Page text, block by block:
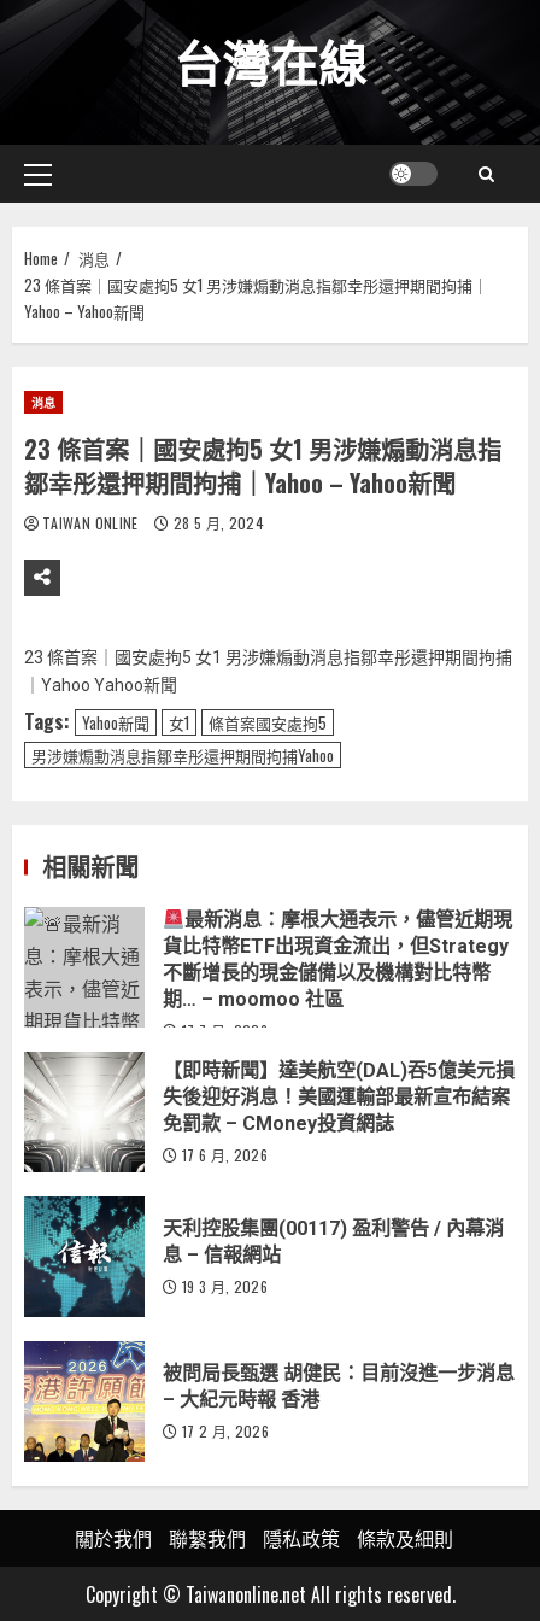
Skip
to
台灣在線
Primary
Menu
Home
消息
23 條首案｜國安處拘5 女1 男涉嫌煽動消息指鄒幸彤還押期間拘捕｜
Yahoo – Yahoo新聞
消息
23 條首案｜國安處拘5 女1 男涉嫌煽動消息指
鄒幸彤還押期間拘捕｜Yahoo – Yahoo新聞
TAIWAN ONLINE 28 5 月, 2024
23 條首案｜國安處拘5 女1 男涉嫌煽動消息指鄒幸彤還押期間拘捕
｜Yahoo Yahoo新聞
Tags: Yahoo新聞 女1
條首案國安處拘5
男涉嫌煽動消息指鄒幸彤還押期間拘捕Yahoo
相關新聞
最新消息：摩根大通表示，儘管近期現
貨比特幣ETF出現資金流出，但Strategy
不斷增長的現金儲備以及機構對比特幣
期… – moomoo 社區
17 7 月, 2026
【即時新聞】達美航空(DAL)吞5億美元損
失後迎好消息！美國運輸部最新宣布結案
免罰款 – CMoney投資網誌
17 6 月, 2026
天利控股集團(00117) 盈利警告 / 內幕消
息 – 信報網站
19 3 月, 2026
被問局長甄選 胡健民：目前沒進一步消息
– 大紀元時報 香港
17 2 月, 2026
關於我們 聯繫我們 隱私政策 條款及細則
Copyright © Taiwanonline.net All rights reserved.